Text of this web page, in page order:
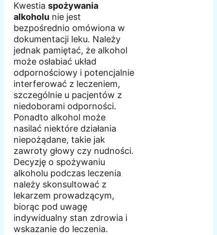
Kwestia spożywania
alkoholu nie jest
bezpośrednio omówiona w
dokumentacji leku. Należy
jednak pamiętać, że alkohol
może osłabiać układ
odpornościowy i potencjalnie
interferować z leczeniem,
szczególnie u pacjentów z
niedoborami odporności.
Ponadto alkohol może
nasilać niektóre działania
niepożądane, takie jak
zawroty głowy czy nudności.
Decyzję o spożywaniu
alkoholu podczas leczenia
należy skonsultować z
lekarzem prowadzącym,
biorąc pod uwagę
indywidualny stan zdrowia i
wskazanie do leczenia.